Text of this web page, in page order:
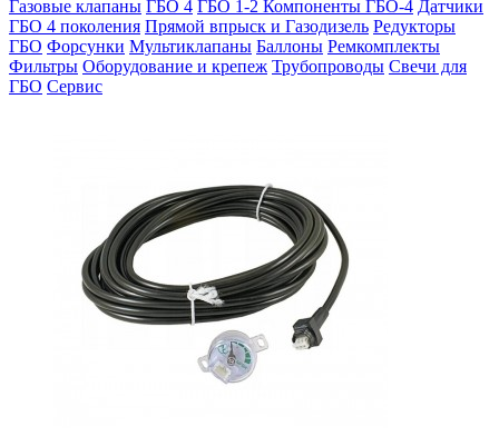
Газовые клапаны ГБО 4 ГБО 1-2 Компоненты ГБО-4 Датчики
ГБО 4 поколения Прямой впрыск и Газодизель Редукторы
ГБО Форсунки Мультиклапаны Баллоны Ремкомплекты
Фильтры Оборудование и крепеж Трубопроводы Свечи для
ГБО Сервис